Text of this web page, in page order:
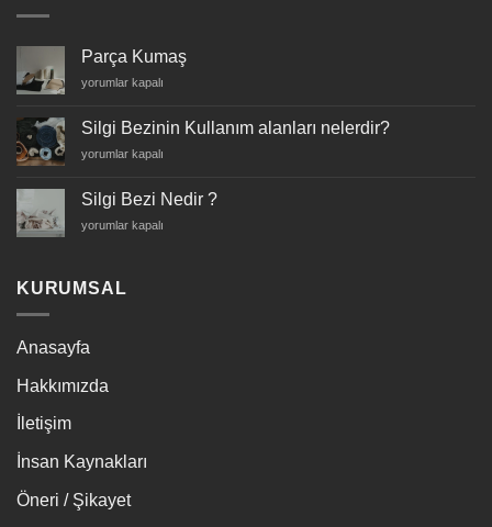
Parça Kumaş
Parça
için
yorumlar kapalı
Silgi Bezinin Kullanım alanları nelerdir?
Silgi
Kullanım
alanları
nelerdir?
yorumlar kapalı
Silgi Bezi Nedir ?
Silgi
?
için
yorumlar kapalı
KURUMSAL
Anasayfa
Hakkımızda
İletişim
İnsan Kaynakları
Öneri / Şikayet